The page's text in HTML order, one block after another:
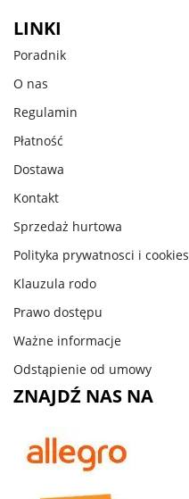
LINKI
Poradnik
O nas
Regulamin
Płatność
Dostawa
Kontakt
Sprzedaż hurtowa
Polityka prywatnosci i cookies
Klauzula rodo
Prawo dostępu
Ważne informacje
Odstąpienie od umowy
ZNAJDŹ NAS NA